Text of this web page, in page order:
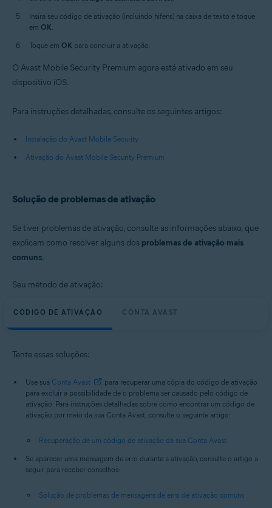
Insira seu código de ativação (incluindo hifens) na caixa de texto e toque
em OK.
Toque em OK para concluir a ativação.
O Avast Mobile Security Premium agora está ativado em seu
dispositivo iOS.
Para instruções detalhadas, consulte os seguintes artigos:
Instalação do Avast Mobile Security
Ativação do Avast Mobile Security Premium
Solução de problemas de ativação
Se tiver problemas de ativação, consulte as informações abaixo, que
explicam como resolver alguns dos problemas de ativação mais
comuns.
Seu método de ativação:
CÓDIGO DE ATIVAÇÃO CONTA AVAST
Tente essas soluções:
Use sua Conta Avast
para recuperar uma cópia do código de ativação
para excluir a possibilidade de o problema ser causado pelo código de
ativação. Para instruções detalhadas sobre como encontrar um código de
ativação por meio da sua Conta Avast, consulte o seguinte artigo:
Recuperação de um código de ativação da sua Conta Avast
Se aparecer uma mensagem de erro durante a ativação, consulte o artigo a
seguir para receber conselhos:
Solução de problemas de mensagens de erro de ativação comuns